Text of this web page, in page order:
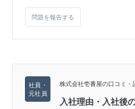
問題を報告する
株式会社壱番屋の口コミ・
入社理由・入社後